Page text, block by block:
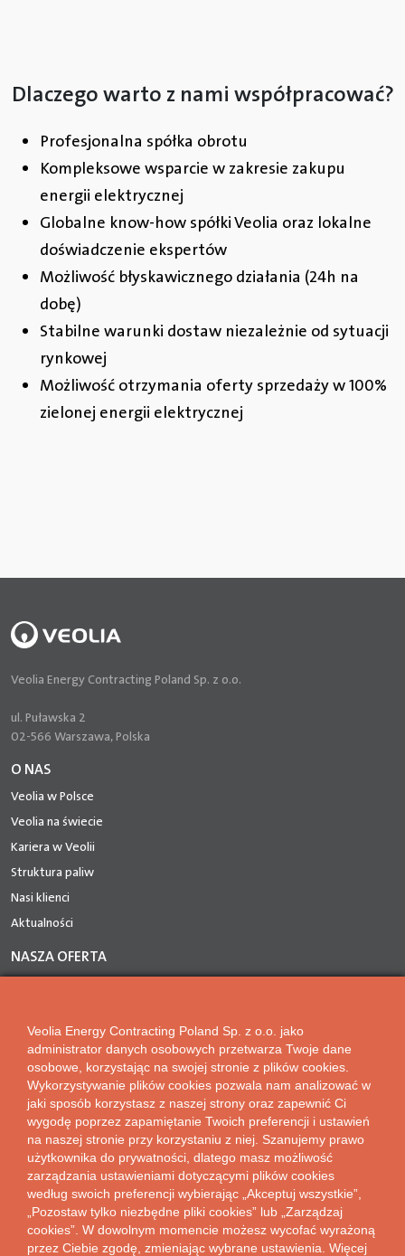
Dlaczego warto z nami współpracować?
Profesjonalna spółka obrotu
Kompleksowe wsparcie w zakresie zakupu
energii elektrycznej
Globalne know-how spółki Veolia oraz lokalne
doświadczenie ekspertów
Możliwość błyskawicznego działania (24h na
dobę)
Stabilne warunki dostaw niezależnie od sytuacji
rynkowej
Możliwość otrzymania oferty sprzedaży w 100%
zielonej energii elektrycznej
Veolia Energy Contracting Poland Sp. z o.o.
ul. Puławska 2
02-566 Warszawa, Polska
O NAS
Veolia w Polsce
Veolia na świecie
Kariera w Veolii
Struktura paliw
Nasi klienci
Aktualności
NASZA OFERTA
Hybrydowe Systemy Energetyczne
Przyłączenia do sieci ciepłowniczej
Program bezzwrotnych dofinansowań
STREFA WIEDZY
FAQ
Zamrożenia cen energii elektrycznej w 2024 r.
Strefa wiedzy
Dokumenty do pobrania
Taryfy i cenniki
Veolia Energy Contracting Poland Sp. z o.o. jako
administrator danych osobowych przetwarza Twoje dane
osobowe, korzystając na swojej stronie z plików cookies.
Wykorzystywanie plików cookies pozwala nam analizować w
jaki sposób korzystasz z naszej strony oraz zapewnić Ci
wygodę poprzez zapamiętanie Twoich preferencji i ustawień
na naszej stronie przy korzystaniu z niej. Szanujemy prawo
użytkownika do prywatności, dlatego masz możliwość
zarządzania ustawieniami dotyczącymi plików cookies
według swoich preferencji wybierając „Akceptuj wszystkie”,
„Pozostaw tylko niezbędne pliki cookies” lub „Zarządzaj
cookies”. W dowolnym momencie możesz wycofać wyrażoną
przez Ciebie zgodę, zmieniając wybrane ustawienia. Więcej